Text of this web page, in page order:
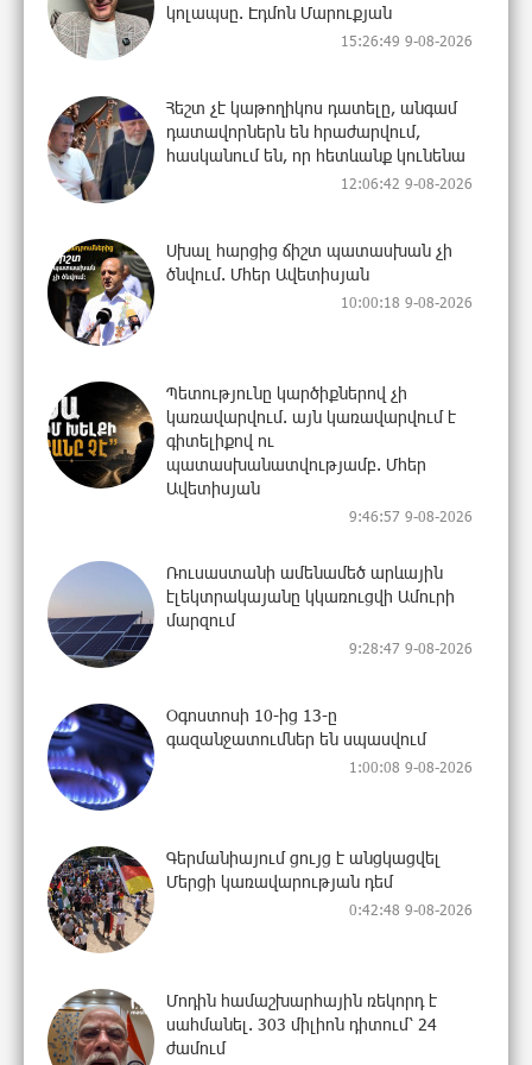
կոլապսը. Էդմոն Մարուքյան
15:26:49 9-08-2026
Հեշտ չէ կաթողիկոս դատելը, անգամ
դատավորներն են հրաժարվում,
հասկանում են, որ հետևանք կունենա
12:06:42 9-08-2026
Սխալ հարցից ճիշտ պատասխան չի
ծնվում. Մհեր Ավետիսյան
10:00:18 9-08-2026
Պետությունը կարծիքներով չի
կառավարվում. այն կառավարվում է
գիտելիքով ու
պատասխանատվությամբ. Մհեր
Ավետիսյան
9:46:57 9-08-2026
Ռուսաստանի ամենամեծ արևային
էլեկտրակայանը կկառուցվի Ամուրի
մարզում
9:28:47 9-08-2026
Օգոստոսի 10-ից 13-ը
գազանջատումներ են սպասվում
1:00:08 9-08-2026
Գերմանիայում ցույց է անցկացվել
Մերցի կառավարության դեմ
0:42:48 9-08-2026
Մոդին համաշխարհային ռեկորդ է
սահմանել. 303 միլիոն դիտում՝ 24
ժամում